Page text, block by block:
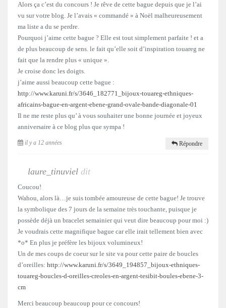
Alors ça c’est du concours ! Je rêve de cette bague depuis que je l’ai
vu sur votre blog. Je l’avais « commandé » à Noël malheureusement
ma liste a du se perdre.
Pourquoi j’aime cette bague ? Elle est tout simplement parfaite ! et a
de plus beaucoup de sens. le fait qu’elle soit d’inspiration touareg ne
fait que la rendre plus « unique ».
Je croise donc les doigts.
j’aime aussi beaucoup cette bague :
http://www.karuni.fr/s/3646_182771_bijoux-touareg-ethniques-
africains-bague-en-argent-ebene-grand-ovale-bande-diagonale-01
Il ne me reste plus qu’ à vous souhaiter une bonne journée et joyeux
anniversaire à ce blog plus que sympa !
il y a 12 années Répondre
laure_tinuviel dit
Coucou!
Wahou, alors là…je suis tombée amoureuse de cette bague! Je trouve
la symbolique des 7 jours de la semaine très touchante, puisque je
possède déjà un bracelet semainier qui veut dire beaucoup pour moi :)
Je voudrais cette magnifique bague car elle irait tellement bien avec
*o* En plus je préfère les bijoux volumineux!
Un de mes coups de coeur sur le site va pour cette paire de boucles
d’oreilles: http://www.karuni.fr/s/3649_194857_bijoux-ethniques-
touareg-boucles-d-oreilles-creoles-en-argent-tesibit-boules-ebene-3-
cm
Merci beaucoup beaucoup pour ce concours!